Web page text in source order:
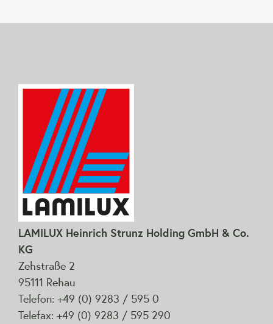
LAMILUX Heinrich Strunz Holding GmbH & Co.
KG
Zehstraße 2
95111 Rehau
Telefon: +49 (0) 9283 / 595 0
Telefax: +49 (0) 9283 / 595 290